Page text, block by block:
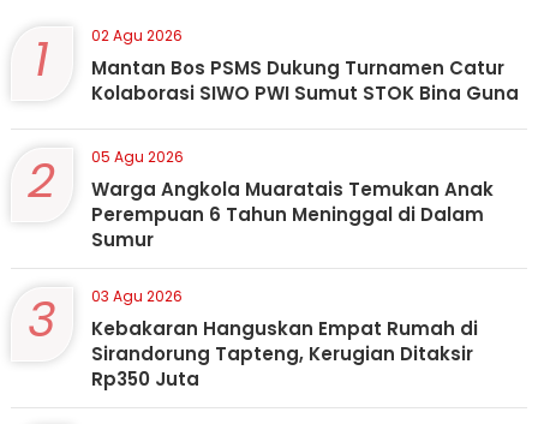
1 02 Agu 2026
Mantan Bos PSMS Dukung Turnamen Catur
Kolaborasi SIWO PWI Sumut STOK Bina Guna
2 05 Agu 2026
Warga Angkola Muaratais Temukan Anak
Perempuan 6 Tahun Meninggal di Dalam
Sumur
3 03 Agu 2026
Kebakaran Hanguskan Empat Rumah di
Sirandorung Tapteng, Kerugian Ditaksir
Rp350 Juta